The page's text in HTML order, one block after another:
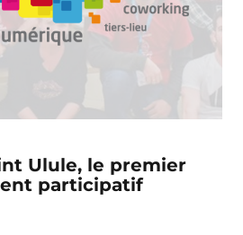
Ulule, le premier
participatif